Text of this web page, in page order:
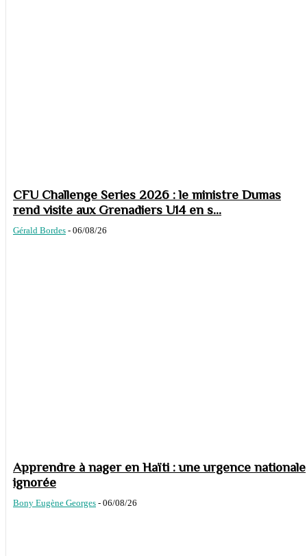
CFU Challenge Series 2026 : le ministre Dumas
rend visite aux Grenadiers U14 en s...
Gérald Bordes - 06/08/26
Apprendre à nager en Haïti : une urgence nationale
ignorée
Bony Eugène Georges - 06/08/26